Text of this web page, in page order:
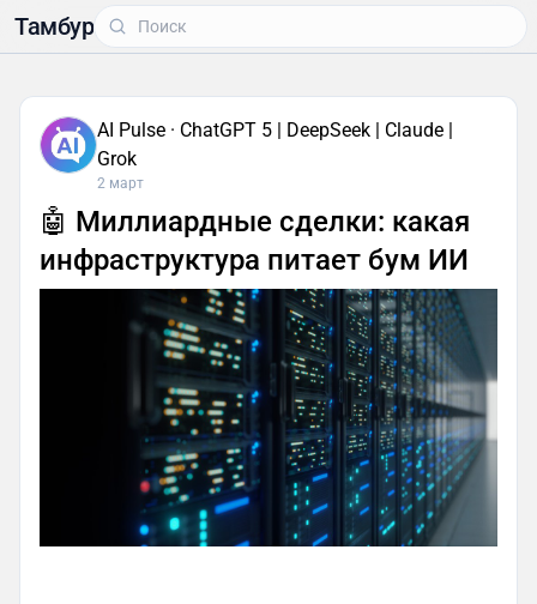
Тамбур
AI Pulse · ChatGPT 5 | DeepSeek | Claude |
Grok
2 март
🤖 Миллиардные сделки: какая
инфраструктура питает бум ИИ